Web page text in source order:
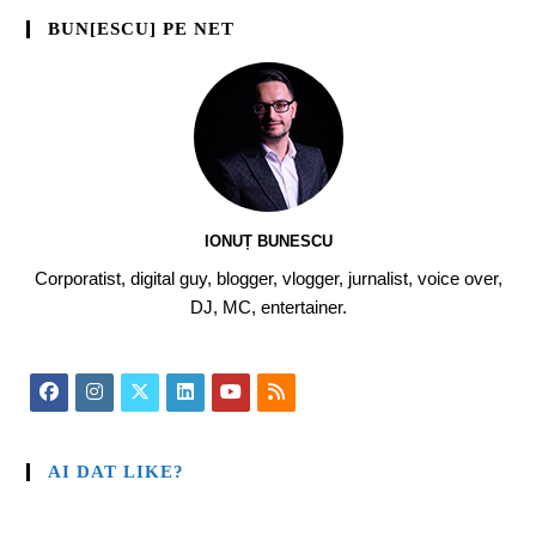
BUN[ESCU] PE NET
IONUȚ BUNESCU
Corporatist, digital guy, blogger, vlogger, jurnalist, voice over,
DJ, MC, entertainer.
AI DAT LIKE?